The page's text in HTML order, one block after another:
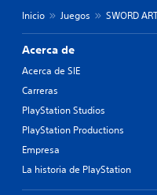
Inicio Juegos SWORD
Acerca de
Acerca de SIE
Carreras
PlayStation Studios
PlayStation Productions
Empresa
La historia de PlayStation